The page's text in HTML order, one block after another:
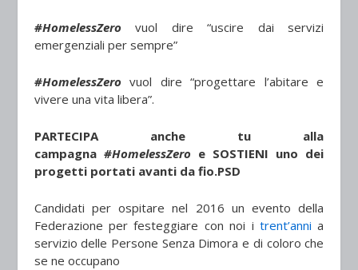
#HomelessZero vuol dire “uscire dai servizi
emergenziali per sempre”
#HomelessZero vuol dire “progettare l’abitare e
vivere una vita libera”.
PARTECIPA anche tu alla
campagna #HomelessZero e SOSTIENI uno dei
progetti portati avanti da fio.PSD
Candidati per ospitare nel 2016 un evento della
Federazione per festeggiare con noi itrent’anni a
servizio delle Persone Senza Dimora e di coloro che
se ne occupano